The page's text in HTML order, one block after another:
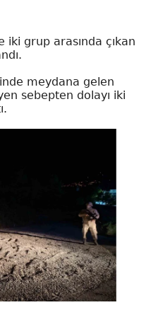
iki grup arasında çıkan
meydana gelen
sebepten dolayı iki